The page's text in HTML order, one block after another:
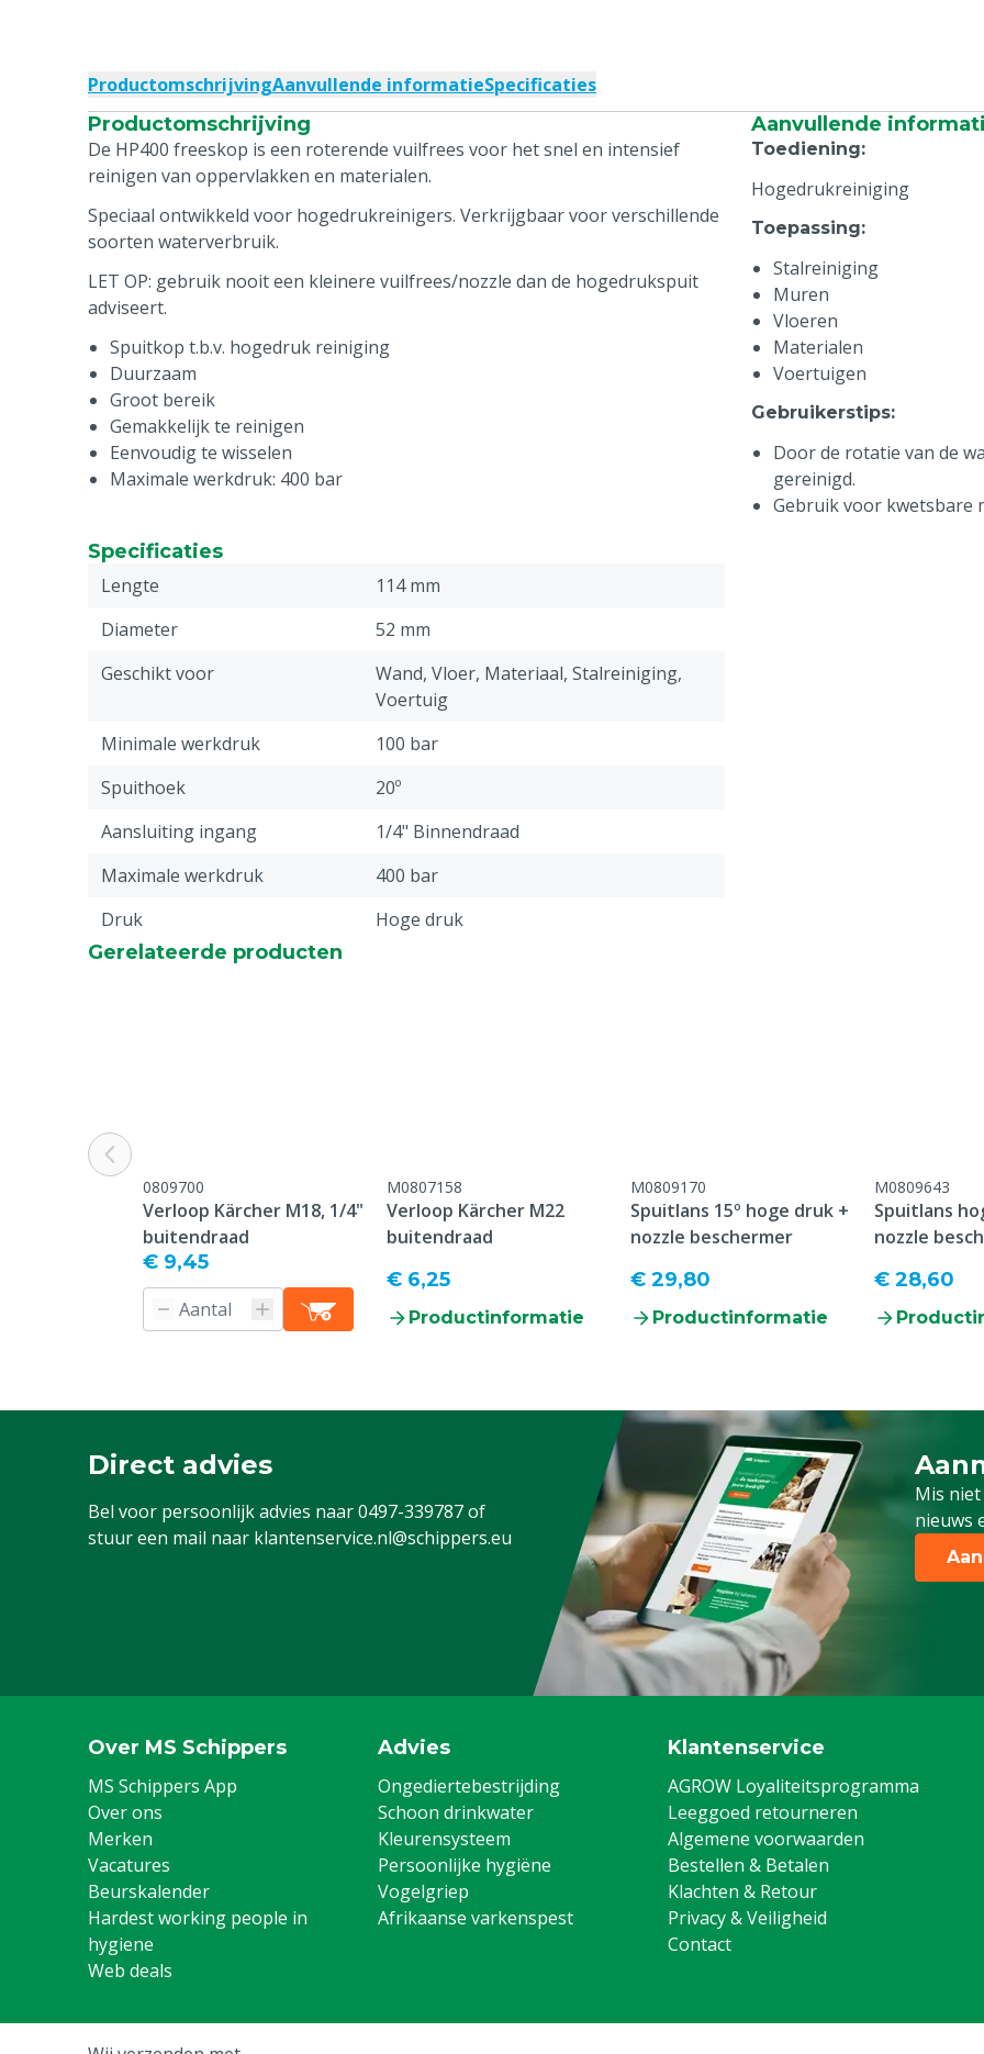
ProductomschrijvingAanvullende informatieSpecificaties
Productomschrijving
De HP400 freeskop is een roterende vuilfrees voor het snel en intensief
reinigen van oppervlakken en materialen.
Speciaal ontwikkeld voor hogedrukreinigers. Verkrijgbaar voor verschillende
soorten waterverbruik.
LET OP: gebruik nooit een kleinere vuilfrees/nozzle dan de hogedrukspuit
adviseert.
Spuitkop t.b.v. hogedruk reiniging
Duurzaam
Groot bereik
Gemakkelijk te reinigen
Eenvoudig te wisselen
Maximale werkdruk: 400 bar
Aanvullende
Toediening:
Hogedrukreiniging
Toepassing:
Stalreiniging
Muren
Vloeren
Materialen
Voertuigen
Gebruikerstips:
Door de rotatie van de
gereinigd.
Gebruik voor kwetsbare
Specificaties
Lengte
114 mm
Diameter
52 mm
Geschikt voor
Wand, Vloer, Materiaal, Stalreiniging,
Voertuig
Minimale werkdruk
100 bar
Spuithoek
20º
Aansluiting ingang
1/4" Binnendraad
Maximale werkdruk
400 bar
Druk
Hoge druk
Stuks
Garantie
vermeld onder het kopje "Klantenservice
-> Klachten & Retour" onderaan deze
webpagina.
Diergroep
Rundvee, Varkens, Pluimvee, Schapen,
Geiten, Overig
Gatgrootte
1,68 mm
Gerelateerde producten
0809700
Verloop Kärcher M18, 1/4"
buitendraad
€ 9,45
M0807158
Verloop Kärcher M22
buitendraad
€ 6,25
Productinformatie
M0809170
Spuitlans 15º hoge druk +
nozzle beschermer
€ 29,80
Productinformatie
M0809643
Spuitlans
nozzle
€ 28,60
Direct advies
Bel voor persoonlijk advies naar0497-339787of
stuur een mail naar klantenservice.nl@schippers.eu
Mis
nieuws
Schrijf
Over MS Schippers
MS Schippers App
Over ons
Merken
Vacatures
Beurskalender
Hardest working people in
hygiene
Web deals
Advies
Ongediertebestrijding
Schoon drinkwater
Kleurensysteem
Persoonlijke hygiëne
Vogelgriep
Afrikaanse varkenspest
Klantenservice
AGROW Loyaliteitsprogramma
Leeggoed retourneren
Algemene voorwaarden
Bestellen & Betalen
Klachten & Retour
Privacy & Veiligheid
Contact